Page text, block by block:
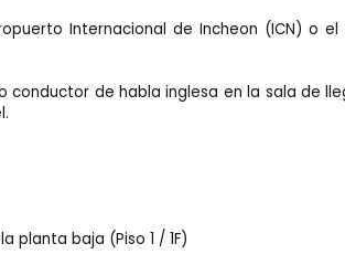
Internacional de Incheon (ICN) o
de habla inglesa en la sala de
planta baja (Piso 1 / 1F)